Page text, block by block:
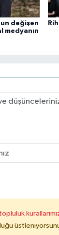
değişen
medyanın
topluluk